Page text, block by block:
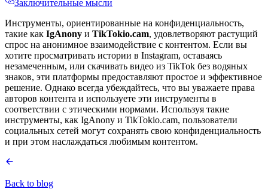
Заключительные мысли
Инструменты, ориентированные на конфиденциальность,
такие как IgAnony и TikTokio.cam, удовлетворяют растущий
спрос на анонимное взаимодействие с контентом. Если вы
хотите просматривать истории в Instagram, оставаясь
незамеченным, или скачивать видео из TikTok без водяных
знаков, эти платформы предоставляют простое и эффективное
решение. Однако всегда убеждайтесь, что вы уважаете права
авторов контента и используете эти инструменты в
соответствии с этическими нормами. Используя такие
инструменты, как IgAnony и TikTokio.cam, пользователи
социальных сетей могут сохранять свою конфиденциальность
и при этом наслаждаться любимым контентом.
Back to blog